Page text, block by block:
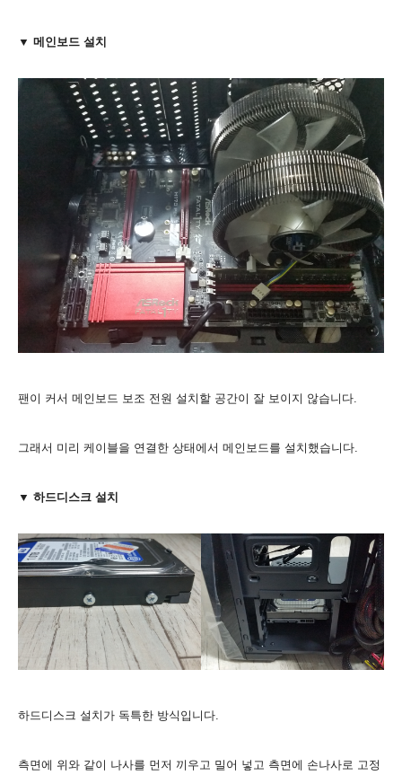
▼ 메인보드 설치
팬이 커서 메인보드 보조 전원 설치할 공간이 잘 보이지 않습니다.
그래서 미리 케이블을 연결한 상태에서 메인보드를 설치했습니다.
▼ 하드디스크 설치
하드디스크 설치가 독특한 방식입니다.
측면에 위와 같이 나사를 먼저 끼우고 밀어 넣고 측면에 손나사로 고정